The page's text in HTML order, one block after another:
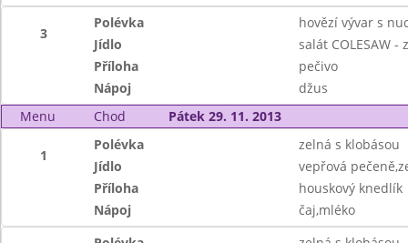
3
Polévka
hovězí vývar s
Jídlo
salát COLESAW -
Příloha
pečivo
Nápoj
džus
Menu
Chod Pátek 29. 11. 2013
1
Polévka
zelná s klobásou
Jídlo
vepřová
Příloha
houskový knedlík
Nápoj
čaj,mléko